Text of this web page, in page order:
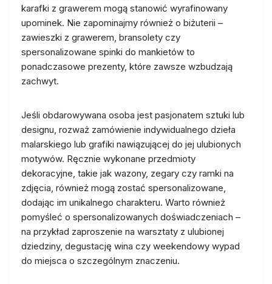
karafki z grawerem mogą stanowić wyrafinowany
upominek. Nie zapominajmy również o biżuterii –
zawieszki z grawerem, bransolety czy
spersonalizowane spinki do mankietów to
ponadczasowe prezenty, które zawsze wzbudzają
zachwyt.
Jeśli obdarowywana osoba jest pasjonatem sztuki lub
designu, rozważ zamówienie indywidualnego dzieła
malarskiego lub grafiki nawiązującej do jej ulubionych
motywów. Ręcznie wykonane przedmioty
dekoracyjne, takie jak wazony, zegary czy ramki na
zdjęcia, również mogą zostać spersonalizowane,
dodając im unikalnego charakteru. Warto również
pomyśleć o spersonalizowanych doświadczeniach –
na przykład zaproszenie na warsztaty z ulubionej
dziedziny, degustację wina czy weekendowy wypad
do miejsca o szczególnym znaczeniu.